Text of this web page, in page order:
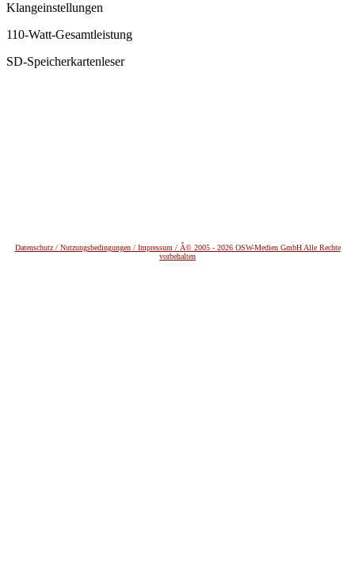
Klangeinstellungen
110-Watt-Gesamtleistung
SD-Speicherkartenleser
Datenschutz / Nutzungsbedingungen / Impressum / Â© 2005 - 2026 OSW-Medien GmbH Alle Rechte
vorbehalten